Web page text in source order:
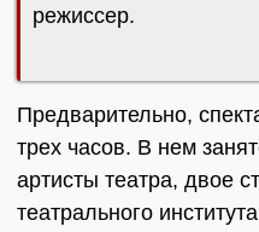
режиссер.
Предварительно,
трех часов. В нем
артисты театра, двое
театрального